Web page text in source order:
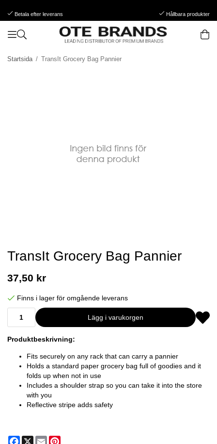
Betala efter leverans Hållbara produkter
Startsida / TransIt Grocery Bag Pannier
TransIt Grocery Bag Pannier
37,50 kr
Finns i lager för omgående leverans
Lägg i varukorgen
Produktbeskrivning:
Fits securely on any rack that can carry a pannier
Holds a standard paper grocery bag full of goodies and it
folds up when not in use
Includes a shoulder strap so you can take it into the store
with you
Reflective stripe adds safety
Facebook
X Email